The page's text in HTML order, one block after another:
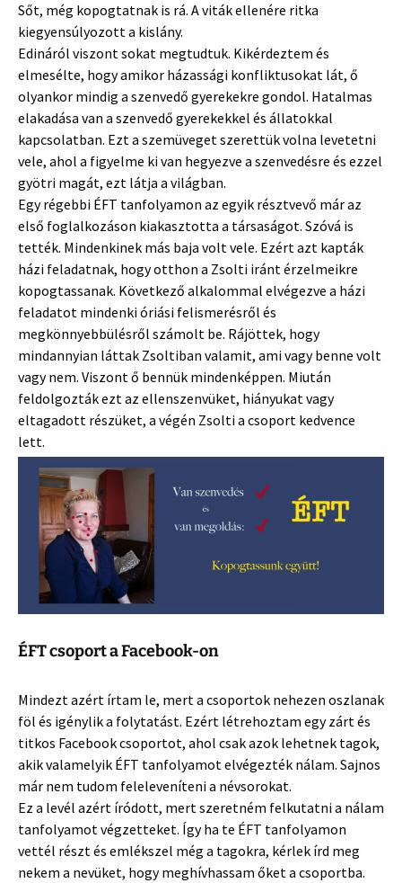
Sőt, még kopogtatnak is rá. A viták ellenére ritka
kiegyensúlyozott a kislány.
Edináról viszont sokat megtudtuk. Kikérdeztem és
elmesélte, hogy amikor házassági konfliktusokat lát, ő
olyankor mindig a szenvedő gyerekekre gondol. Hatalmas
elakadása van a szenvedő gyerekekkel és állatokkal
kapcsolatban. Ezt a szemüveget szerettük volna levetetni
vele, ahol a figyelme ki van hegyezve a szenvedésre és ezzel
gyötri magát, ezt látja a világban.
Egy régebbi ÉFT tanfolyamon az egyik résztvevő már az
első foglalkozáson kiakasztotta a társaságot. Szóvá is
tették. Mindenkinek más baja volt vele. Ezért azt kapták
házi feladatnak, hogy otthon a Zsolti iránt érzelmeikre
kopogtassanak. Következő alkalommal elvégezve a házi
feladatot mindenki óriási felismerésről és
megkönnyebbülésről számolt be. Rájöttek, hogy
mindannyian láttak Zsoltiban valamit, ami vagy benne volt
vagy nem. Viszont ő bennük mindenképpen. Miután
feldolgozták ezt az ellenszenvüket, hiányukat vagy
eltagadott részüket, a végén Zsolti a csoport kedvence
lett.
ÉFT csoport a Facebook-on
Mindezt azért írtam le, mert a csoportok nehezen oszlanak
föl és igénylik a folytatást. Ezért létrehoztam egy zárt és
titkos Facebook csoportot, ahol csak azok lehetnek tagok,
akik valamelyik ÉFT tanfolyamot elvégezték nálam. Sajnos
már nem tudom feleleveníteni a névsorokat.
Ez a levél azért íródott, mert szeretném felkutatni a nálam
tanfolyamot végzetteket. Így ha te ÉFT tanfolyamon
vettél részt és emlékszel még a tagokra, kérlek írd meg
nekem a nevüket, hogy meghívhassam őket a csoportba.